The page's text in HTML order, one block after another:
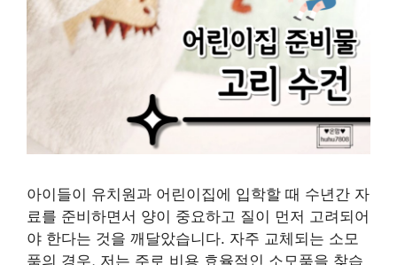
아이들이 유치원과 어린이집에 입학할 때 수년간 자
료를 준비하면서 양이 중요하고 질이 먼저 고려되어
야 한다는 것을 깨달았습니다. 자주 교체되는 소모
품의 경우, 저는 주로 비용 효율적인 소모품을 찾습